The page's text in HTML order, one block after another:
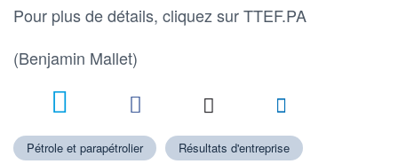
Pour plus de détails, cliquez sur TTEF.PA
(Benjamin Mallet)
Pétrole et parapétrolier Résultats d'entreprise